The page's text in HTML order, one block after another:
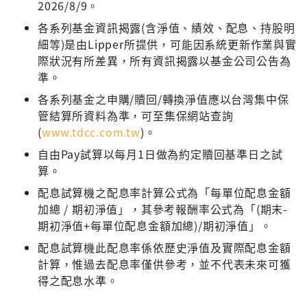
2026/8/9。
各系列基金資訊揭露(含淨值、績效、配息、持股明
細等)是由Lipper所提供，可能因系統更新作業與實
際狀況有所差異，所有資訊揭露以基金公司公告為
準。
各系列基金之申購/贖回/轉換淨值應以台灣集中保
管結算所資料為準，可至集保網站查詢
(www.tdcc.com.tw)。
自由Pay試算以每月1日做為約定贖回基準日之試
算。
配息試算機之配息率計算公式為「每單位配息金額
加總 / 期初淨值」，其參考報酬率公式為「(期末-
期初淨值+每單位配息金額加總)/期初淨值」。
配息試算機此配息率係依歷史淨值及實際配息金額
計算，惟過去配息率僅供參考，並不代表未來可獲
得之配息水準。